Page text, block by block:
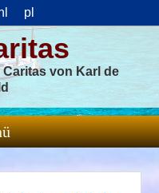
pl
von Karl de